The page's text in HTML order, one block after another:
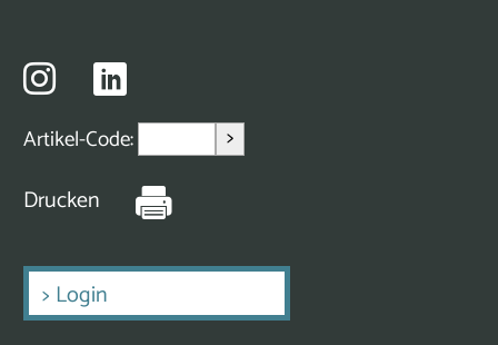
Artikel-Code: >
Drucken
> Login